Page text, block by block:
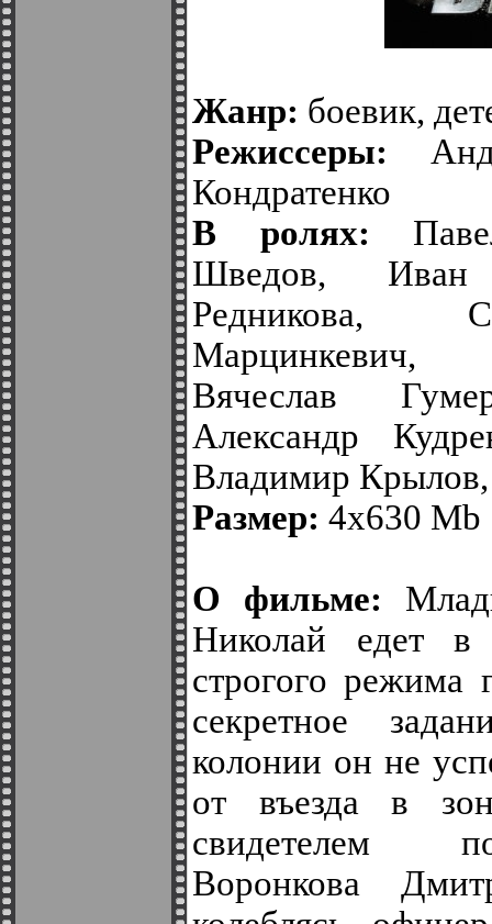
Жанр: боевик,
Режиссеры:
Кондратенко
В ролях:
Шведов, Иван
Редникова,
Марцинкевич,
Вячеслав
Александр
Владимир
Размер: 4х630 Mb
О фильме:
Николай едет в
строгого
секретное
колонии он не
от въезда в
свидетелем
Воронкова